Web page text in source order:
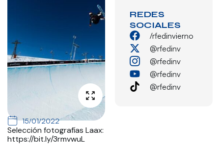
15/01/2022
Selección fotografías Laax:
https://bit.ly/3rmvwuL
REDES
SOCIALES
/rfedinvierno
@rfedinv
@rfedinv
@rfedinv
@rfedinv